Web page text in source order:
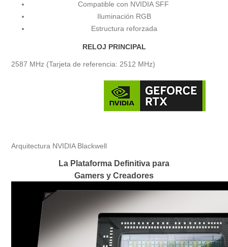
Compatible con NVIDIA SFF
Iluminación RGB
Estructura reforzada
RELOJ PRINCIPAL
2587 MHz (Tarjeta de referencia: 2512 MHz)
Arquitectura NVIDIA Blackwell
La Plataforma Definitiva para
Gamers y Creadores